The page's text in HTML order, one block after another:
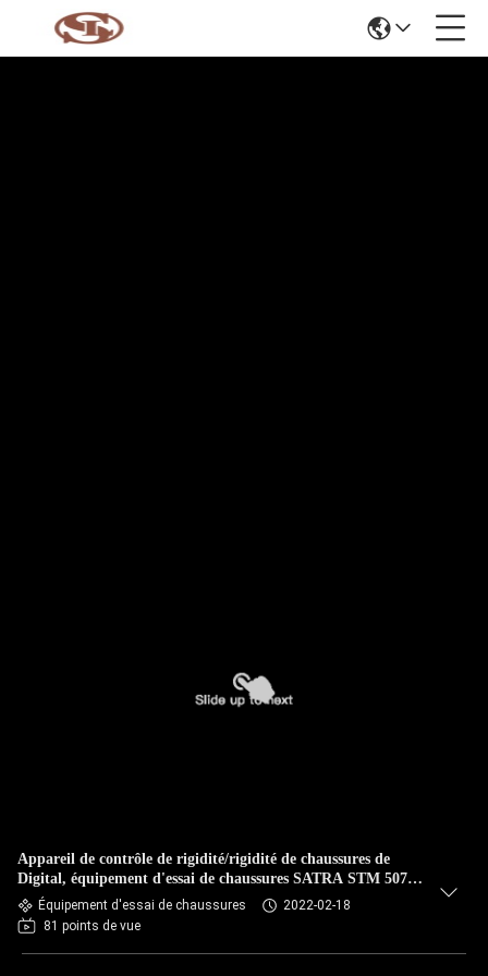
Appareil de contrôle de rigidité/rigidité de chaussures de
Digital, équipement d'essai de chaussures SATRA STM 507
(100±10) millimètre/minute
Équipement d'essai de chaussures
2022-02-18
81 points de vue